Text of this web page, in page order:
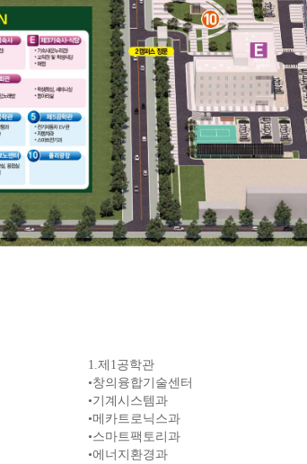
1.제 1공학관
•창의융합기술센터
•기계시스템과
•메카트로닉스과
•스마트팩토리과
•에너지환경과